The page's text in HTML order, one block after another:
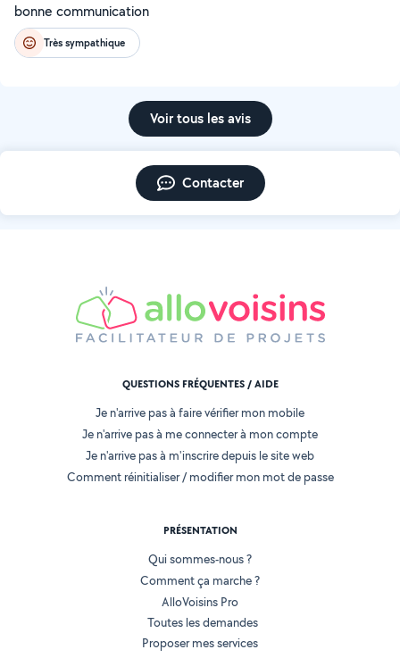
bonne communication
Très sympathique
Voir tous les avis
Contacter
QUESTIONS FRÉQUENTES / AIDE
Je n'arrive pas à faire vérifier mon mobile
Je n'arrive pas à me connecter à mon compte
Je n'arrive pas à m'inscrire depuis le site web
Comment réinitialiser / modifier mon mot de passe
PRÉSENTATION
Qui sommes-nous ?
Comment ça marche ?
AlloVoisins Pro
Toutes les demandes
Proposer mes services